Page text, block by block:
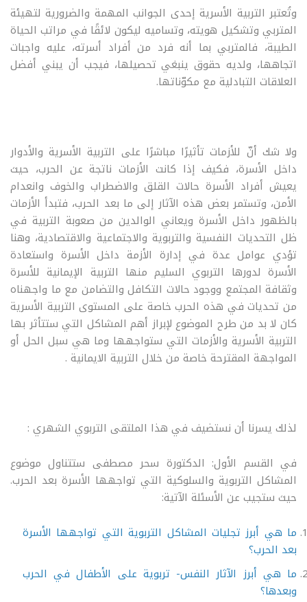
وتُعتبر التربية الأسرية إحدى الجوانب المهمة والضرورية لتهيئة
المتربي وتشكيل هويته، وتساميه ليكون لائقًا في مراتب الحياة
الطيبة، فالمتربي بما أنه فرد من أفراد أسرته، عليه واجبات
اتجاهها، ولديه حقوق ينبغي تحصيلها، فيجب أن يبني أفضل
العلاقات التبادلية مع مكوّناتها.
ولا شك أنّ للأزمات تأثيرًا مباشرًا على التربية الأسرية والأدوار
داخل الأسرة، فكيف إذا كانت الأزمات ناتجة عن الحرب، حيث
يعيش أفراد الأسرة حالات القلق والاضطراب والخوف وانعدام
الأمن، وتستمر بعض هذه الآثار إلى ما بعد الحرب، فتبدأ الأزمات
بالظهور داخل الأسرة ويعاني الوالدين من صعوبة التربية في
ظل التحديات النفسية والتربوية والاجتماعية والاقتصادية، وهنا
تؤدي عوامل عدة في إدارة الأزمة داخل الأسرة واستعادة
الأسرة لدورها التربوي السليم منها التربية الإيمانية للأسرة
وثقافة المجتمع ووجود حالات التكافل والتضامن مع ما واجهناه
من تحديات في هذه الحرب خاصة على المستوى التربية الأسرية
كان لا بد من طرح الموضوع لإبراز أهم المشاكل التي ستتأثر بها
التربية الأسرية والأزمات التي ستواجهها وما هي سبل الحل أو
المواجهة المقترحة خاصة من خلال التربية الايمانية .
لذلك يسرنا أن نستضيف في هذا الملتقى التربوي الشهري :
في القسم الأول: الدكتورة سحر مصطفى ستتناول موضوع
المشاكل التربوية والسلوكية التي تواجهها الأسرة بعد الحرب.
حيث ستجيب عن الأسئلة الآتية:
ما هي أبرز تجليات المشاكل التربوية التي تواجهها الأسرة
بعد الحرب؟
ما هي أبرز الآثار النفس- تربوية على الأطفال في الحرب
وبعدها؟